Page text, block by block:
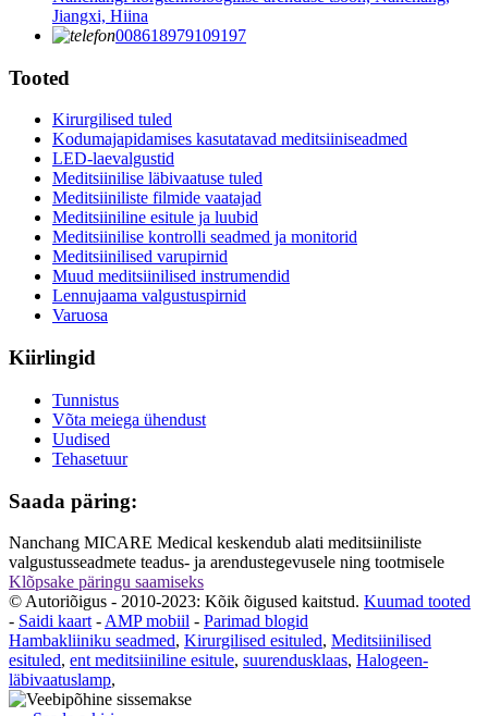
Jiangxi, Hiina
008618979109197
Tooted
Kirurgilised tuled
Kodumajapidamises kasutatavad meditsiiniseadmed
LED-laevalgustid
Meditsiinilise läbivaatuse tuled
Meditsiiniliste filmide vaatajad
Meditsiiniline esitule ja luubid
Meditsiinilise kontrolli seadmed ja monitorid
Meditsiinilised varupirnid
Muud meditsiinilised instrumendid
Lennujaama valgustuspirnid
Varuosa
Kiirlingid
Tunnistus
Võta meiega ühendust
Uudised
Tehasetuur
Saada päring:
Nanchang MICARE Medical keskendub alati meditsiiniliste
valgustusseadmete teadus- ja arendustegevusele ning tootmisele
Klõpsake päringu saamiseks
© Autoriõigus - 2010-2023: Kõik õigused kaitstud. Kuumad tooted
- Saidi kaart - AMP mobiil - Parimad blogid
Hambakliiniku seadmed, Kirurgilised esituled, Meditsiinilised
esituled, ent meditsiiniline esitule, suurendusklaas, Halogeen-
läbivaatuslamp,